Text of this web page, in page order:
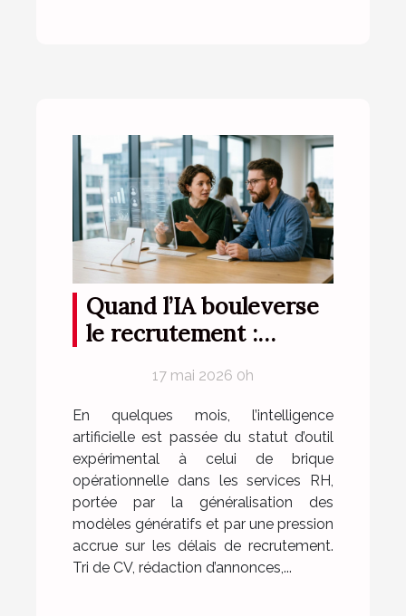
Quand l’IA bouleverse
le recrutement :
concrets en RH
17 mai 2026 0h
En quelques mois, l’intelligence
artificielle est passée du statut d’outil
expérimental à celui de brique
opérationnelle dans les services RH,
portée par la généralisation des
modèles génératifs et par une pression
accrue sur les délais de recrutement.
Tri de CV, rédaction d’annonces,...